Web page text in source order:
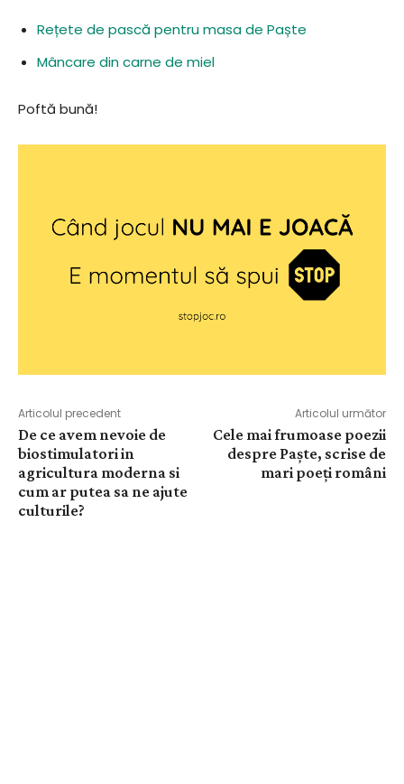
Rețete de pască pentru masa de Paște
Mâncare din carne de miel
Poftă bună!
Articolul precedent
De ce avem nevoie de
biostimulatori in
agricultura moderna si
cum ar putea sa ne ajute
culturile?
Articolul următor
Cele mai frumoase poezii
despre Paște, scrise de
mari poeți români